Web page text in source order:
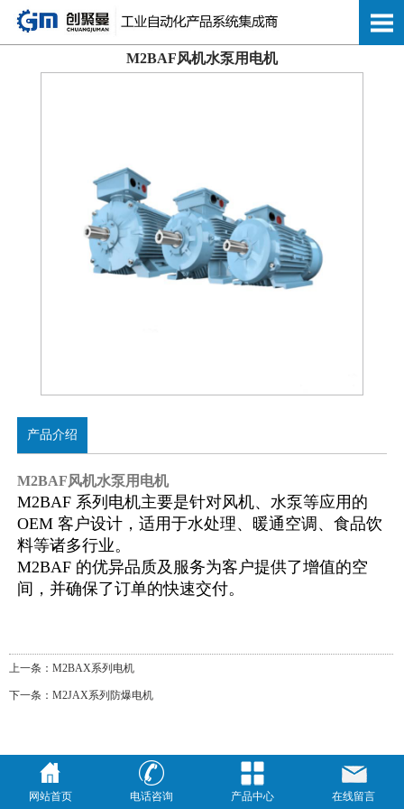
M2BAF风机水泵用电机
产品介绍
M2BAF风机水泵用电机
M2BAF 系列电机主要是针对风机、水泵等应用的
OEM 客户设计，适用于水处理、暖通空调、食品饮
料等诸多行业。
M2BAF 的优异品质及服务为客户提供了增值的空
间，并确保了订单的快速交付。
上一条： M2BAX系列电机
下一条： M2JAX系列防爆电机
网站首页 电话咨询 产品中心 在线留言